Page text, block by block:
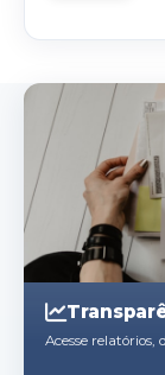
Acesse relatórios,